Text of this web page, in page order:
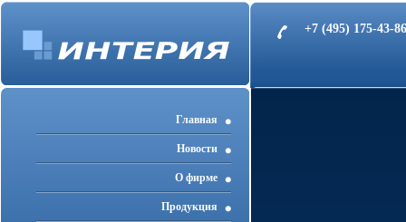
+7 (495) 175-43-
Главная
Новости
О фирме
Продукция